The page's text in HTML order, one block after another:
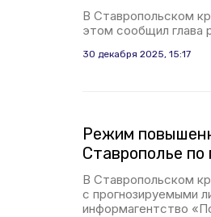
В Ставропольском
этом сообщил глава
30 декабря 2025, 15:17
Режим
Ставрополье по
В Ставропольском
с прогнозируемыми
информагентство